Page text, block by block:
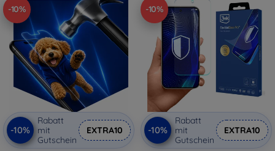
-10%
-10%
Rabatt
mit
Gutschein
EXTRA10
-10%
-10%
Rabatt
mit
Gutschein
EXTRA10